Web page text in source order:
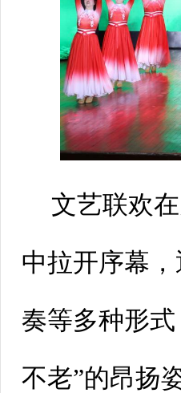
文艺联欢
中拉开序幕
奏等多种形
不老”的昂扬